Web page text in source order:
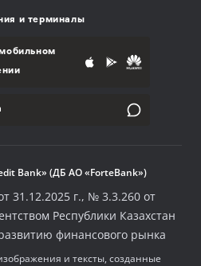
и терминалы
Bank» (ДБ АО «ForteBank»)
31.12.2025 г., № 3.3.260 от
Республики Казахстан
финансового рынка
и тексты, созданные